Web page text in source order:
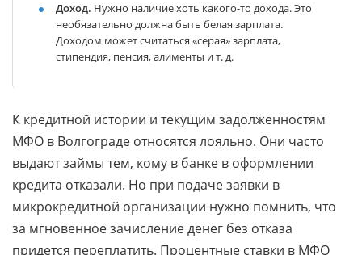
Доход. Нужно наличие хоть какого-то дохода. Это
необязательно должна быть белая зарплата.
Доходом может считаться «серая» зарплата,
стипендия, пенсия, алименты и т. д.
К кредитной истории и текущим задолженностям
МФО в Волгограде относятся лояльно. Они часто
выдают займы тем, кому в банке в оформлении
кредита отказали. Но при подаче заявки в
микрокредитной организации нужно помнить, что
за мгновенное зачисление денег без отказа
придется переплатить. Процентные ставки в МФО